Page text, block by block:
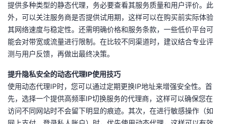
提供多种类型的静态代理，务必要查看其服务质量和用户评价。此
外，可以关注服务商是否提供试用期，这样可以在购买前实际体验
其网络速度与稳定性。还需明确价格和服务条款，一些低价平台可
能会对带宽或流量进行限制。在比较不同渠道时，建议结合专业评
测与用户反馈，再做出最终决策。
提升隐私安全的动态代理IP使用技巧
使用动态代理IP时，您可以通过定期更换IP地址来增强安全性。首
先，选择一个提供高频率IP切换服务的代理商，这样可以确保您在
访问不同网站时不会留下明显的痕迹。其次，在进行敏感操作（如